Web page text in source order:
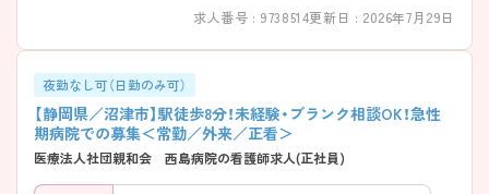
の高い診療を実施 ・手術室や集中治療室を備え幅広い症例を経験可能 →
急性期医療に携わりながらスキルアップを目指せます♪
――――――――――――――― 経験に合わせて成長できるサポート
体制があります。 ・入職時オリエンテーションを実施 ・プリセプター制
度やフォロー体制あり ・院内外研修への参加をサポート → 経験の浅い
方やブランクのある方も安心です♪ ―――――――――――――――
■ 子育て世代も働きやすい環境！ ――――――――――――――― 仕
事と家庭の両立を応援しています。 ・24時間対応の託児施設を完備 ・ラ
求人番号 : 9738514更新日 : 2026年7月29日
夜勤なし可（日勤のみ可）
【静岡県／沼津市】駅徒歩8分！未経験・ブランク相談OK！急性
期病院での募集＜常勤／外来／正看＞
医療法人社団親和会 西島病院の看護師求人(正社員)